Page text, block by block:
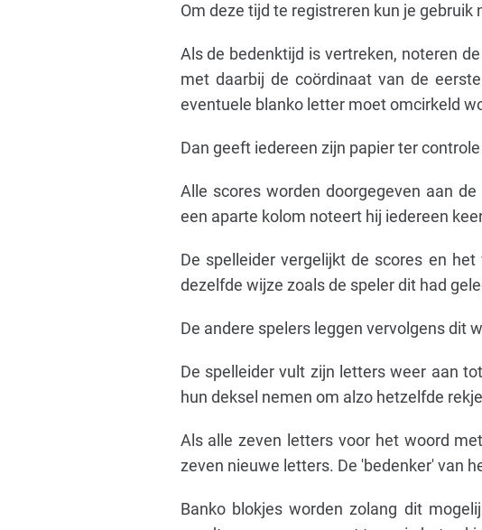
Om deze tijd te registreren kun je
Als de bedenktijd is vertreken, noteren
met daarbij de coördinaat van de
eventuele blanko letter moet omcirkeld
Dan geeft iedereen zijn papier ter
Alle scores worden doorgegeven aan
een aparte kolom noteert hij iedereen
De spelleider vergelijkt de scores en
dezelfde wijze zoals de speler dit had
De andere spelers leggen vervolgens dit
De spelleider vult zijn letters weer aan
hun deksel nemen om alzo hetzelfde
Als alle zeven letters voor het woord
zeven nieuwe letters. De 'bedenker' van
Banko blokjes worden zolang dit